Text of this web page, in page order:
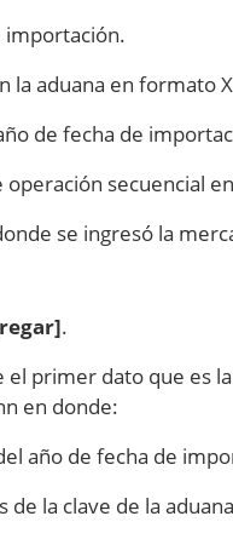
importación.
la aduana en formato
de fecha de
secuencial
se ingresó la
.
primer dato que es
en donde:
año de fecha de
de la clave de la